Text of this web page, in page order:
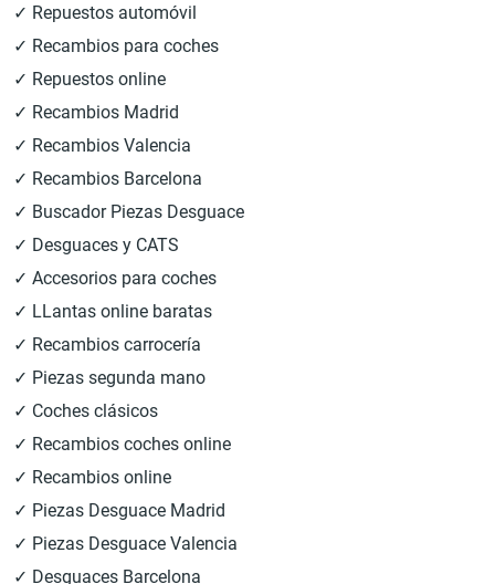
✓ Repuestos automóvil
✓ Recambios para coches
✓ Repuestos online
✓ Recambios Madrid
✓ Recambios Valencia
✓ Recambios Barcelona
✓ Buscador Piezas Desguace
✓ Desguaces y CATS
✓ Accesorios para coches
✓ LLantas online baratas
✓ Recambios carrocería
✓ Piezas segunda mano
✓ Coches clásicos
✓ Recambios coches online
✓ Recambios online
✓ Piezas Desguace Madrid
✓ Piezas Desguace Valencia
✓ Desguaces Barcelona